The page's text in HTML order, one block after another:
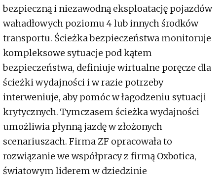
bezpieczną i niezawodną eksploatację pojazdów
wahadłowych poziomu 4 lub innych środków
transportu. Ścieżka bezpieczeństwa monitoruje
kompleksowe sytuacje pod kątem
bezpieczeństwa, definiuje wirtualne poręcze dla
ścieżki wydajności i w razie potrzeby
interweniuje, aby pomóc w łagodzeniu sytuacji
krytycznych. Tymczasem ścieżka wydajności
umożliwia płynną jazdę w złożonych
scenariuszach. Firma ZF opracowała to
rozwiązanie we współpracy z firmą Oxbotica,
światowym liderem w dziedzinie